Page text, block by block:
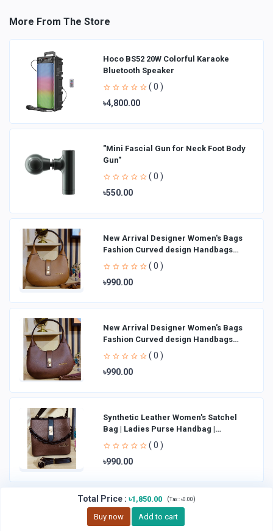
More From The Store
Hoco BS52 20W Colorful Karaoke
Bluetooth Speaker
( 0 )
৳4,800.00
"Mini Fascial Gun for Neck Foot Body
Gun"
( 0 )
৳550.00
New Arrival Designer Women′s Bags
Fashion Curved design Handbags
Shoulder Bag La
( 0 )
৳990.00
New Arrival Designer Women′s Bags
Fashion Curved design Handbags
Shoulder Bag La
( 0 )
৳990.00
Synthetic Leather Women's Satchel
Bag | Ladies Purse Handbag |
Handheld Bag | Sl
( 0 )
৳990.00
Total Price : ৳1,850.00 (Tax : ৳0.00)
Buy now Add to cart